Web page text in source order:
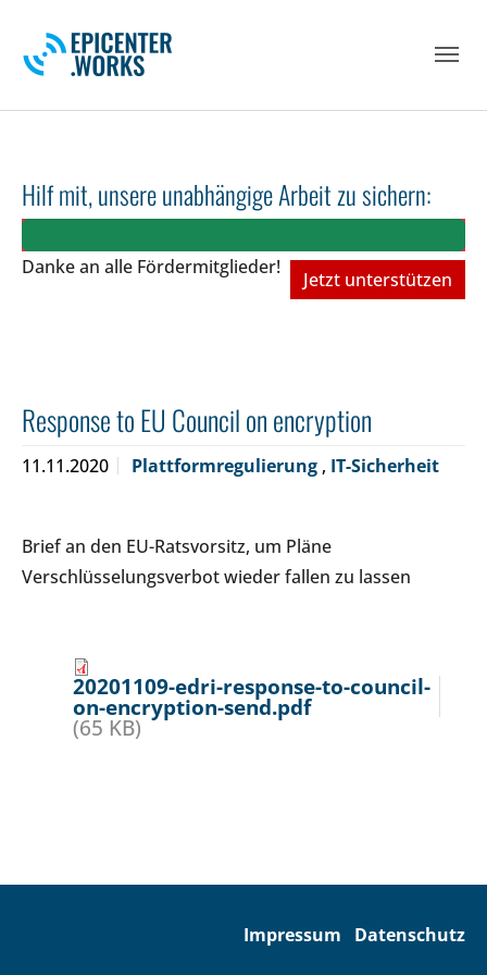
Hilf mit, unsere unabhängige Arbeit zu sichern:
Danke an alle Fördermitglieder!
Jetzt unterstützen
Response to EU Council on encryption
11.11.2020 Plattformregulierung , IT-Sicherheit
Brief an den EU-Ratsvorsitz, um Pläne
Verschlüsselungsverbot wieder fallen zu lassen
20201109-edri-response-to-council-
on-encryption-send.pdf
(65 KB)
Impressum Datenschutz